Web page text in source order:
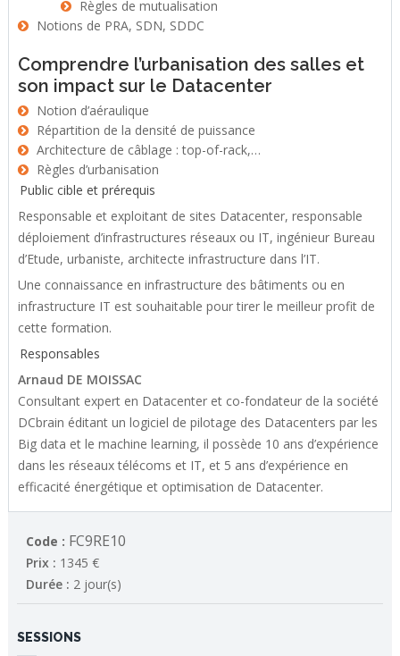
Règles de mutualisation
Notions de PRA, SDN, SDDC
Comprendre l’urbanisation des salles et
son impact sur le Datacenter
Notion d’aéraulique
Répartition de la densité de puissance
Architecture de câblage : top-of-rack,…
Règles d’urbanisation
Public cible et prérequis
Responsable et exploitant de sites Datacenter, responsable
déploiement d’infrastructures réseaux ou IT, ingénieur Bureau
d’Etude, urbaniste, architecte infrastructure dans l’IT.
Une connaissance en infrastructure des bâtiments ou en
infrastructure IT est souhaitable pour tirer le meilleur profit de
cette formation.
Responsables
Arnaud DE MOISSAC
Consultant expert en Datacenter et co-fondateur de la société
DCbrain éditant un logiciel de pilotage des Datacenters par les
Big data et le machine learning, il possède 10 ans d’expérience
dans les réseaux télécoms et IT, et 5 ans d’expérience en
efficacité énergétique et optimisation de Datacenter.
Code : FC9RE10
Prix : 1345 €
Durée : 2 jour(s)
SESSIONS